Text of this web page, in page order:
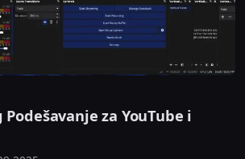
Podešavanje za YouTube i